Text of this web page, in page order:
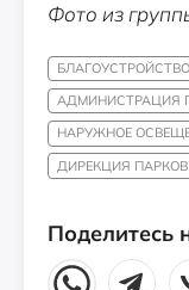
Фото из
БЛАГОУСТРОЙСТВО
АДМИНИСТРАЦИЯ
НАРУЖНОЕ
ДИРЕКЦИЯ ПАРКОВ
Поделитесь